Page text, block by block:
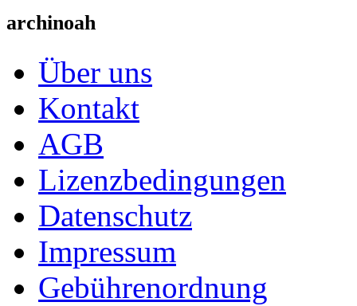
archinoah
Über uns
Kontakt
AGB
Lizenzbedingungen
Datenschutz
Impressum
Gebührenordnung